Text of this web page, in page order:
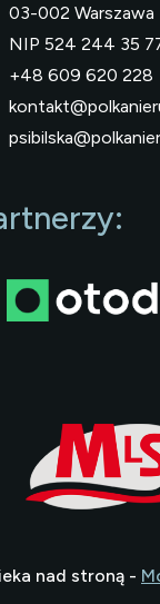
03-002 Warszawa
NIP 524 244 35
+48 609 620 228
nad stroną -